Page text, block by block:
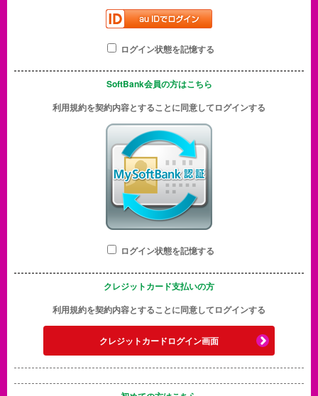
ログイン状態を記憶する
SoftBank会員の方はこちら
利用規約を契約内容とすることに同意してログインする
ログイン状態を記憶する
クレジットカード支払いの方
利用規約を契約内容とすることに同意してログインする
クレジットカードログイン画面